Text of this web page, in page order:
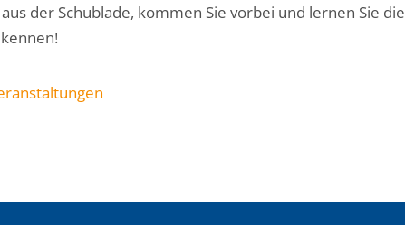
der Schublade, kommen Sie vorbei und lernen Sie die